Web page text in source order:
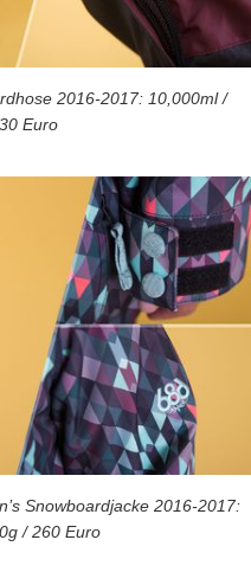
2016-2017: 10,000ml /
Euro
Snowboardjacke 2016-2017:
/ 260 Euro